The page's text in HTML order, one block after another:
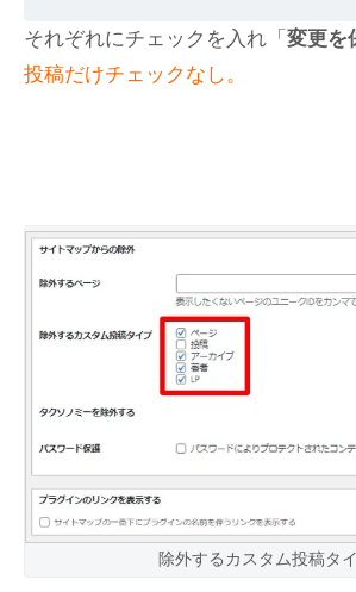
それぞれにチェックを入れ「 変更を
投稿だけチェックなし。
除外するカスタム投稿タ